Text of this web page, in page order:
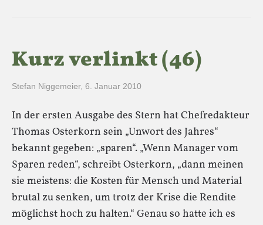
Kurz verlinkt (46)
Stefan Niggemeier, 6. Januar 2010
In der ersten Ausgabe des Stern hat Chefredakteur
Thomas Osterkorn sein „Unwort des Jahres“
bekannt gegeben: „sparen“. „Wenn Manager vom
Sparen reden“, schreibt Osterkorn, „dann meinen
sie meistens: die Kosten für Mensch und Material
brutal zu senken, um trotz der Krise die Rendite
möglichst hoch zu halten.“ Genau so hatte ich es